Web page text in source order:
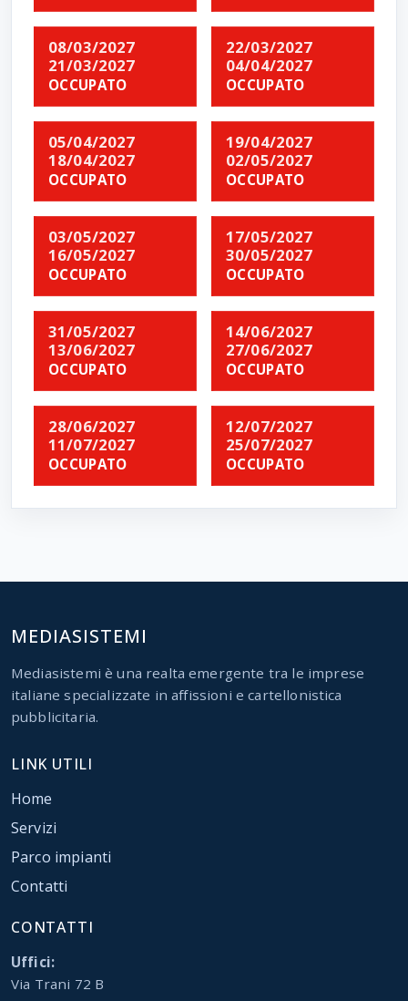
08/03/2027
21/03/2027
OCCUPATO
22/03/2027
04/04/2027
OCCUPATO
05/04/2027
18/04/2027
OCCUPATO
19/04/2027
02/05/2027
OCCUPATO
03/05/2027
16/05/2027
OCCUPATO
17/05/2027
30/05/2027
OCCUPATO
31/05/2027
13/06/2027
OCCUPATO
14/06/2027
27/06/2027
OCCUPATO
28/06/2027
11/07/2027
OCCUPATO
12/07/2027
25/07/2027
OCCUPATO
MEDIASISTEMI
Mediasistemi è una realta emergente tra le imprese
italiane specializzate in affissioni e cartellonistica
pubblicitaria.
LINK UTILI
Home
Servizi
Parco impianti
Contatti
CONTATTI
Uffici:
Via Trani 72 B